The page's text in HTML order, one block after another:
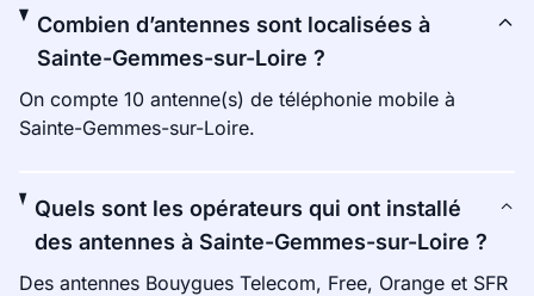
Combien d’antennes sont localisées à
Sainte-Gemmes-sur-Loire ?
On compte 10 antenne(s) de téléphonie mobile à
Sainte-Gemmes-sur-Loire.
Quels sont les opérateurs qui ont installé
des antennes à Sainte-Gemmes-sur-Loire ?
Des antennes Bouygues Telecom, Free, Orange et SFR